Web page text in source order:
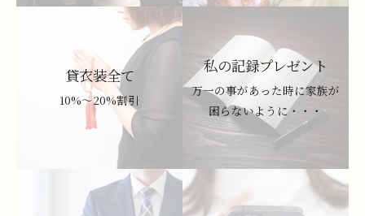
貸衣装全て
10%～20%割引
私の記録プレゼント
万一の事があった時に家族が
困らないように・・・